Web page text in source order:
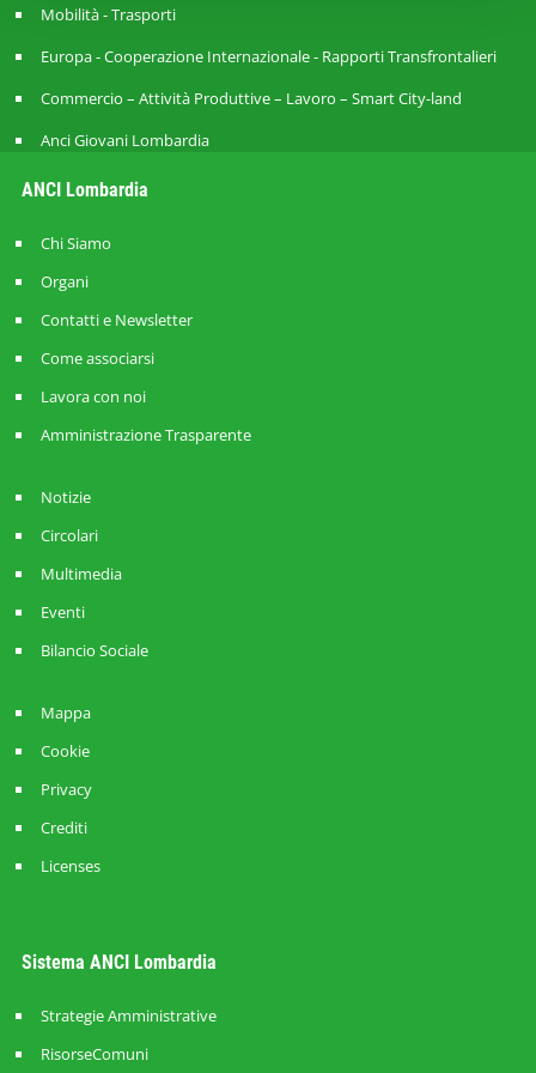
Mobilità - Trasporti
Europa - Cooperazione Internazionale - Rapporti Transfrontalieri
Commercio – Attività Produttive – Lavoro – Smart City-land
Anci Giovani Lombardia
ANCI Lombardia
Chi Siamo
Organi
Contatti e Newsletter
Come associarsi
Lavora con noi
Amministrazione Trasparente
Notizie
Circolari
Multimedia
Eventi
Bilancio Sociale
Mappa
Cookie
Privacy
Crediti
Licenses
Sistema ANCI Lombardia
Strategie Amministrative
RisorseComuni